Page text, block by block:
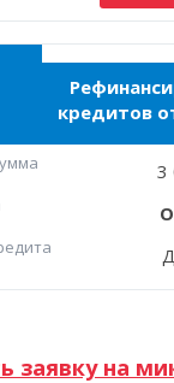
кредитов
3
заявку на